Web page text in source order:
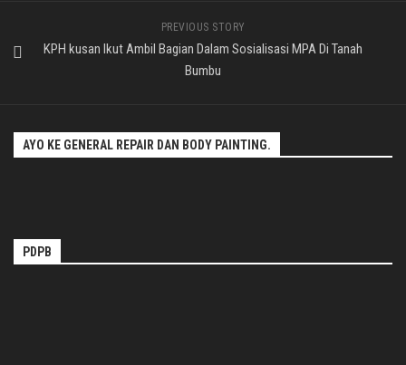
PREVIOUS STORY
KPH kusan Ikut Ambil Bagian Dalam Sosialisasi MPA Di Tanah
Bumbu
AYO KE GENERAL REPAIR DAN BODY PAINTING.
PDPB